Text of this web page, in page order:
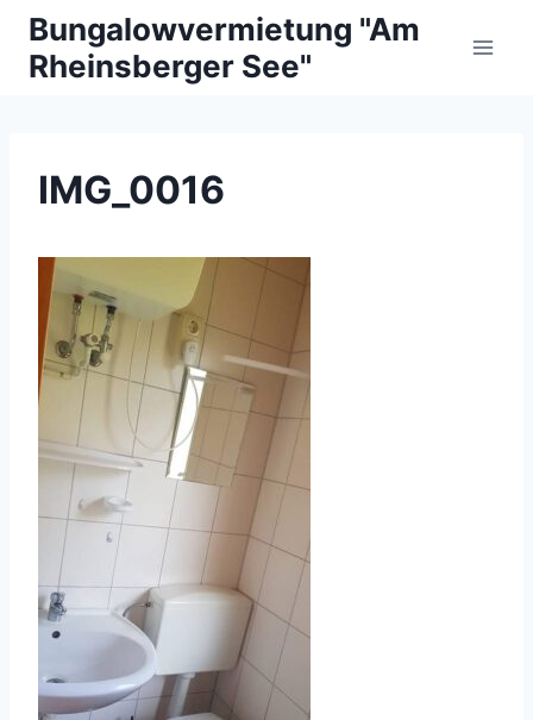
Zum
Inhalt
springen
Bungalowvermietung "Am
Rheinsberger See"
IMG_0016